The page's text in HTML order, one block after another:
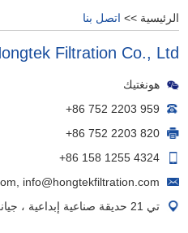
الرئيسية >> اتصل بنا
Filtration Co., Ltd
هونغتيك
+86 752 2203 959
+86 752 2203 820
+86 158 1255 4324
, info@hongtekfiltration.com
تي 21 حديقة صناعية إبداعية ، جيانغبى ، هويتشو ، جي دي ، الصين